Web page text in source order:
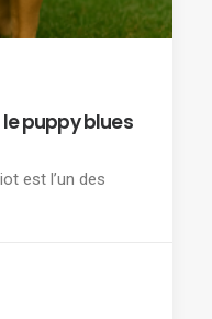
puppy blues
est l’un des